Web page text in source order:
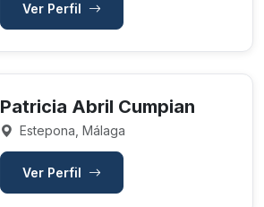
Ver Perfil
Patricia Abril Cumpian
Estepona, Málaga
Ver Perfil